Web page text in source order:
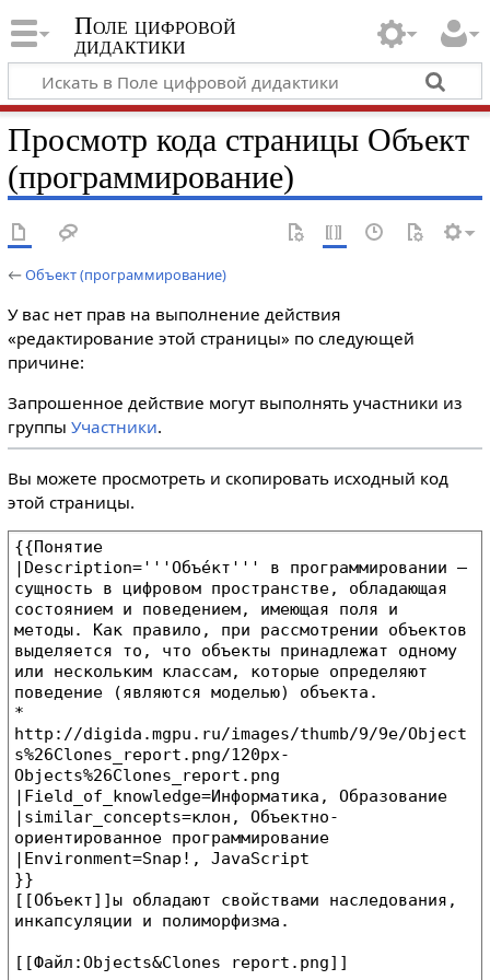
Поле цифровой
дидактики
Просмотр кода страницы Объект
(программирование)
←Объект (программирование)
У вас нет прав на выполнение действия
«редактирование этой страницы» по следующей
причине:
Запрошенное действие могут выполнять участники из
группы Участники.
Вы можете просмотреть и скопировать исходный код
этой страницы.